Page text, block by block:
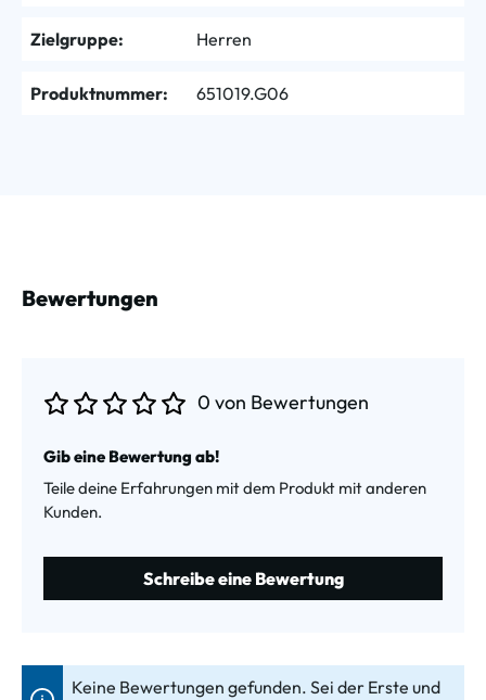
Zielgruppe: Herren
Produktnummer: 651019.G06
Bewertungen
0 von Bewertungen
Gib eine Bewertung ab!
Teile deine Erfahrungen mit dem Produkt mit anderen
Kunden.
Schreibe eine Bewertung
Keine Bewertungen gefunden. Sei der Erste und